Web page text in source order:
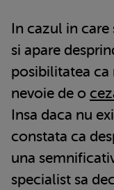
In cazul in care
si apare
posibilitatea ca
nevoie de o
Insa daca nu
constata ca
una
specialist sa